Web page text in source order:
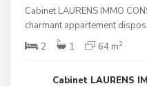
Cabinet LAURENS IMMO
charmant appartement dispos
2
1 64 m2
Cabinet LAURENS